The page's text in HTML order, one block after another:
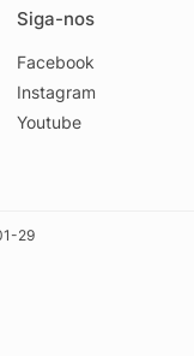
Siga-nos
Facebook
Instagram
Youtube
29